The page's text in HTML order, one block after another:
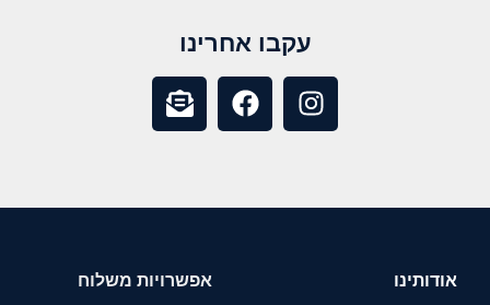
עקבו אחרינו
אודותינו
אפשרויות משלוח